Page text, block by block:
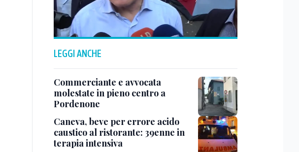
LEGGI ANCHE
Commerciante e avvocata
molestate in pieno centro a
Pordenone
Caneva, beve per errore acido
caustico al ristorante: 39enne in
terapia intensiva